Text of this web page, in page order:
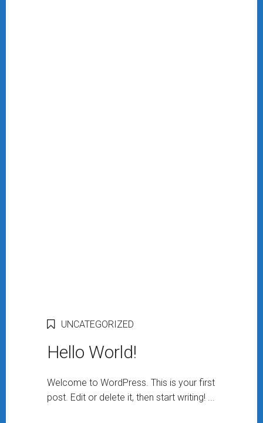
UNCATEGORIZED
Hello World!
Welcome to WordPress. This is your first
post. Edit or delete it, then start writing! ...